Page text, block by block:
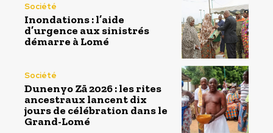
Société
Inondations : l’aide
d’urgence aux sinistrés
démarre à Lomé
Société
Dunenyo Zā 2026 : les rites
ancestraux lancent dix
jours de célébration dans le
Grand-Lomé